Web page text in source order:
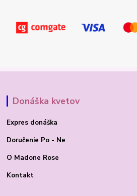
Donáška kvetov
Expres donáška
Doručenie Po - Ne
O Madone Rose
Kontakt